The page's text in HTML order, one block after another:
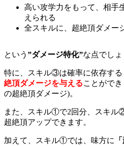
高い攻学力をもって、相手
えられる
全スキルに、超絶頂ダメー
という ”ダメージ特化”な点でしょ
特に、スキル③は確率に依存する
絶頂ダメージを与えることがで
の超絶頂ダメージ)。
また、スキル①で2回分、スキル
超絶頂アップできます。
加えて、スキル①では、味方に